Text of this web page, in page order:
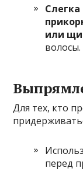
или
волосы.
Для тех, кто
перед